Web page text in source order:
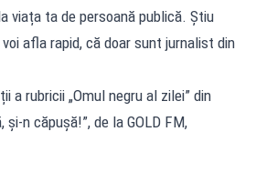
viața ta de persoană publică. Știu
afla rapid, că doar sunt jurnalist din
a rubricii „Omul negru al zilei” din
și-n căpușă!”, de la GOLD FM,